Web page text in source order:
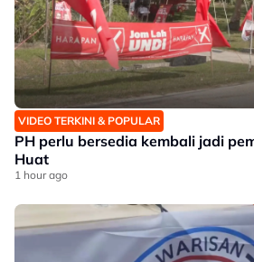
VIDEO TERKINI & POPULAR
PH perlu bersedia kembali jadi
Huat
1 hour ago